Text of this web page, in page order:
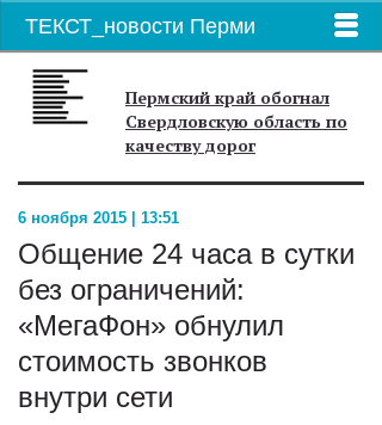
ТЕКСТ_новости Перми
Пермский край обогнал
Свердловскую область по
качеству дорог
6 ноября 2015 | 13:51
Общение 24 часа в сутки
без ограничений:
«МегаФон» обнулил
стоимость звонков
внутри сети